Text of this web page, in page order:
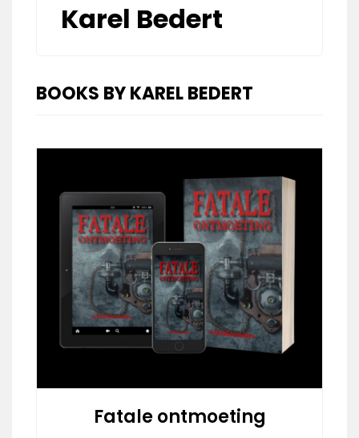
Karel Bedert
BOOKS BY KAREL BEDERT
Fatale ontmoeting